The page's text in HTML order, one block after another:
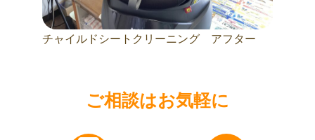
チャイルドシートクリーニング アフター
ご相談はお気軽に